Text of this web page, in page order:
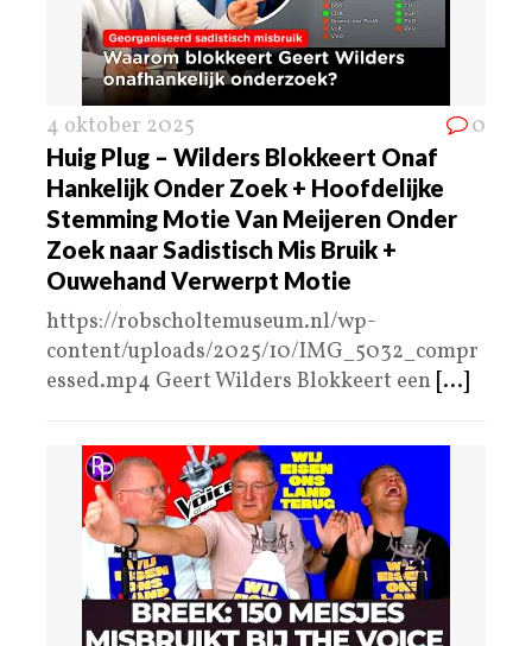
4 oktober 2025 0
Huig Plug – Wilders Blokkeert Onaf
Hankelijk Onder Zoek + Hoofdelijke
Stemming Motie Van Meijeren Onder
Zoek naar Sadistisch Mis Bruik +
Ouwehand Verwerpt Motie
https://robscholtemuseum.nl/wp-
content/uploads/2025/10/IMG_5032_compr
essed.mp4 Geert Wilders Blokkeert een [...]